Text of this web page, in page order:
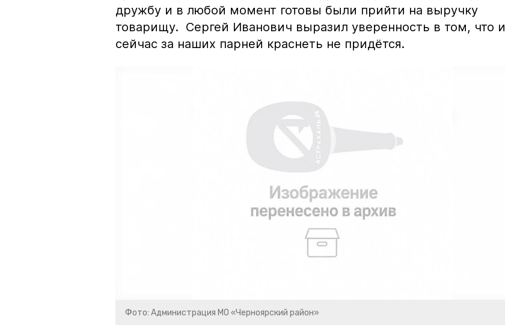
дружбу и в любой момент готовы были прийти на выручку
товарищу. Сергей Иванович выразил уверенность в том, что и
сейчас за наших парней краснеть не придётся.
Фото: Администрация МО «Черноярский район»